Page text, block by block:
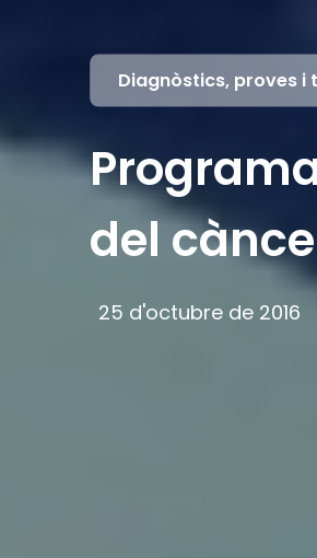
Diagnòstics, proves
del
25 d'octubre de 2016